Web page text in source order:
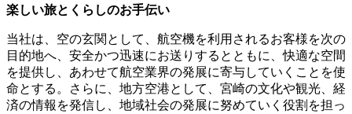
楽しい旅とくらしのお手伝い
当社は、空の玄関として、航空機を利用されるお客様を次の
目的地へ、安全かつ迅速にお送りするとともに、快適な空間
を提供し、あわせて航空業界の発展に寄与していくことを使
命とする。さらに、地方空港として、宮崎の文化や観光、経
済の情報を発信し、地域社会の発展に努めていく役割を担っ